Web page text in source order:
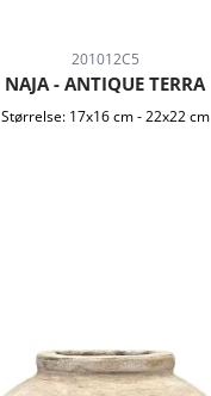
201012C5
NAJA - ANTIQUE TERRA
Størrelse: 17x16 cm -22x22 cm